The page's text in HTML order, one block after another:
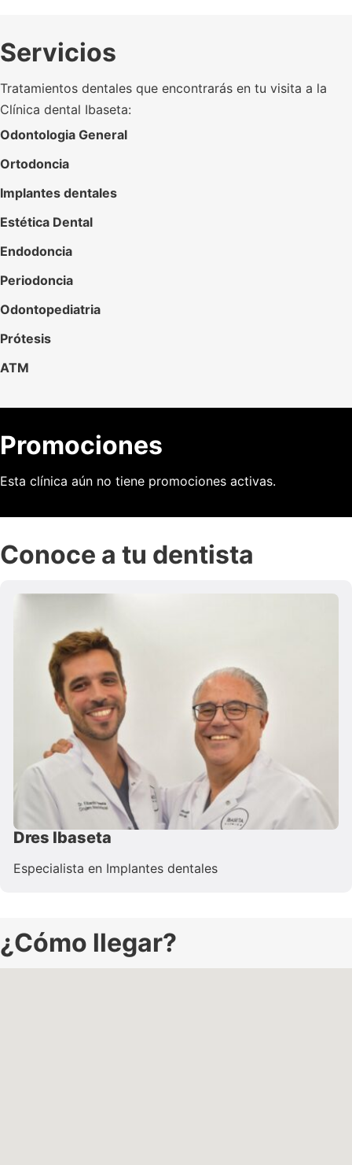
Servicios
Tratamientos dentales que encontrarás en tu visita a la
Clínica dental Ibaseta:
Odontologia General
Ortodoncia
Implantes dentales
Estética Dental
Endodoncia
Periodoncia
Odontopediatria
Prótesis
ATM
Promociones
Esta clínica aún no tiene promociones activas.
Conoce a tu dentista
Dres Ibaseta
Especialista en Implantes dentales
¿Cómo llegar?